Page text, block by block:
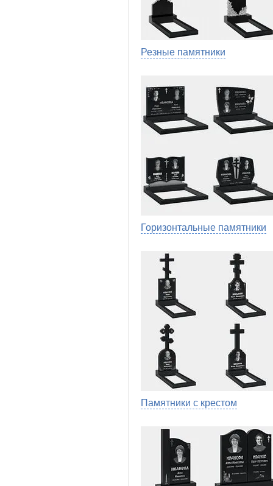
Резные памятники
Горизонтальные памятники
Памятники с крестом